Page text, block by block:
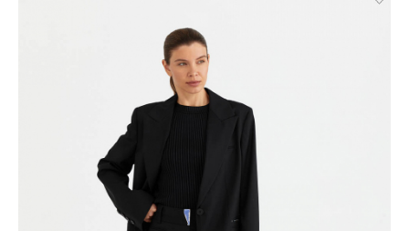
примерки с предоплатой. Действует во всех городах, где
Доставка до пункта выдачи СДЭК. Действует во всех
городах, где работает СДЭК. Осуществляется с примеркой
без предоплаты для Москвы, Санкт-Петербурга, ЛО и МО,
а также дополнительно для городов: Самара, Краснодар,
Нижневартовск, Надым, Рязань, Кострома, Иваново,
Великий Новгород, Уфа, Ростов-на-Дону, Новосибирск и
Отправка EMS почтой России.
Условия доставки:
Максимальный объём заказа ограничен стандартной